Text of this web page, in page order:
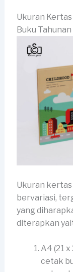
Ukuran
Buku
Ukuran
bervariasi,
yang
diterapkan
A4 (21
cetak